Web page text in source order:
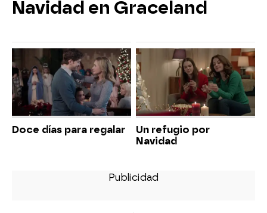
Navidad en Graceland
Doce días para regalar
Un refugio por
Navidad